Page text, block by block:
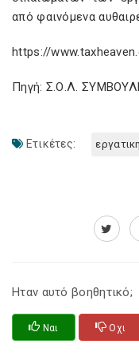
από φαινόμενα
https://
Πηγή: Σ.Ο.Λ.
Ετικέτες:
Ηταν αυτό βοηθητικό;
Ναι Οχι